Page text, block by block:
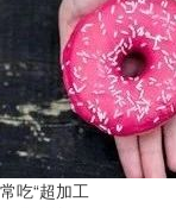
​常吃“超加工